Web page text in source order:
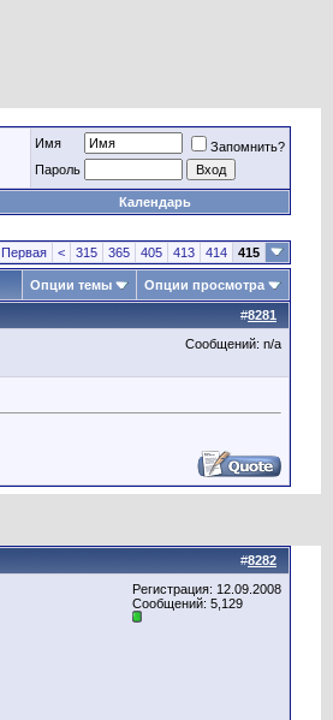
Имя
Запомнить?
Пароль
Календарь
Первая < 315 365 405 413 414 415
Опции темы Опции просмотра
#8281
Сообщений: n/a
#8282
Регистрация: 12.09.2008
Сообщений: 5,129